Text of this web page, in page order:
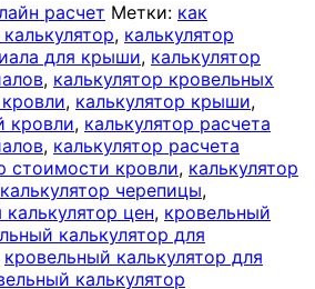
расчет Метки: как
, калькулятор
для крыши, калькулятор
, калькулятор кровельных
, калькулятор крыши,
кровли, калькулятор расчета
, калькулятор расчета
стоимости кровли, калькулятор
калькулятор черепицы,
цен, кровельный
калькулятор для
кровельный калькулятор для
калькулятор